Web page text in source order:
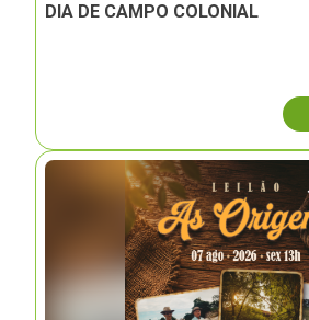
DIA DE CAMPO COLONIAL